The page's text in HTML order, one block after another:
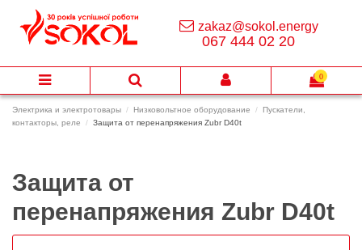
Электрика и электротовары Низковольтное оборудование
Пускатели,
контакторы, реле
Защита от перенапряжения Zubr D40t
Защита от
перенапряжения Zubr D40t
zakaz@sokol.energy
067 444 02 20
0